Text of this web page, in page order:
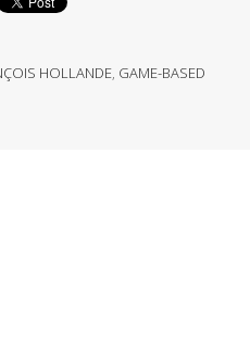
HOLLANDE, GAME-BASED